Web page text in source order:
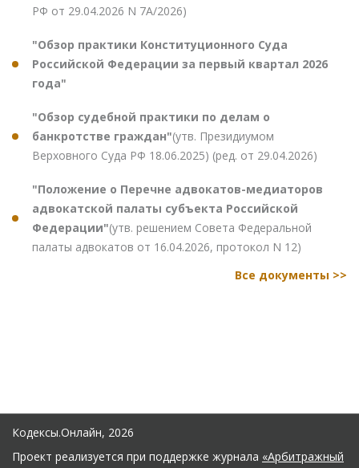
РФ от 29.04.2026 N 7А/2026)
"Обзор практики Конституционного Суда
Российской Федерации за первый квартал 2026
года"
"Обзор судебной практики по делам о
банкротстве граждан"(утв. Президиумом
Верховного Суда РФ 18.06.2025) (ред. от 29.04.2026)
"Положение о Перечне адвокатов-медиаторов
адвокатской палаты субъекта Российской
Федерации"(утв. решением Совета Федеральной
палаты адвокатов от 16.04.2026, протокол N 12)
Все документы >>
Кодексы.Онлайн, 2026
Проект реализуется при поддержке журнала «Арбитражный